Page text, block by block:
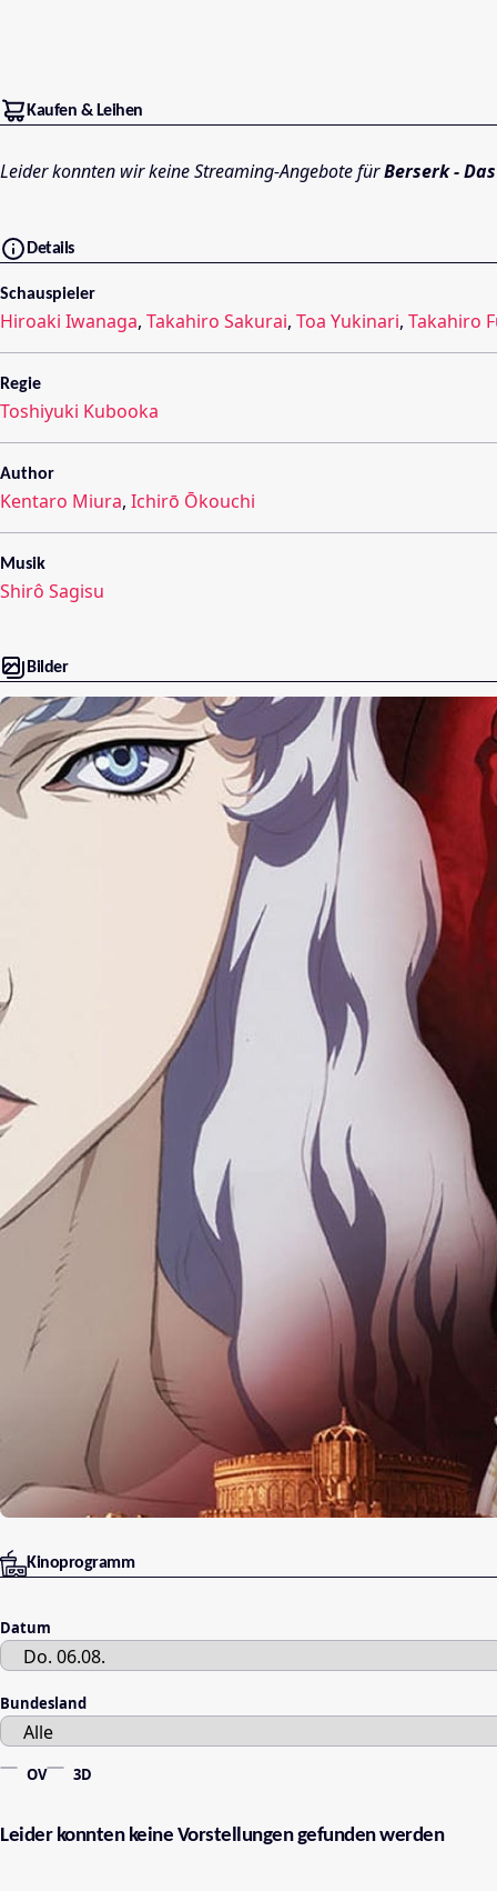
Kaufen & Leihen
Leider konnten wir keine Streaming-Angebote fürBerserk -
Details
Schauspieler
Hiroaki Iwanaga, Takahiro Sakurai, Toa Yukinari, Takahiro
Regie
Toshiyuki Kubooka
Author
Kentaro Miura, Ichirō Ōkouchi
Musik
Shirô Sagisu
Bilder
Kinoprogramm
Datum
Bundesland
OV 3D
Leider konnten keine Vorstellungen gefunden werden